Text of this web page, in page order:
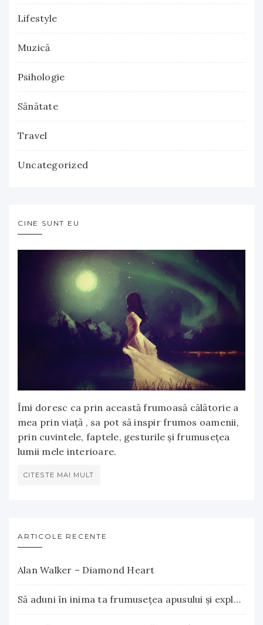
Lifestyle
Muzică
Psihologie
Sănătate
Travel
Uncategorized
CINE SUNT EU
Îmi doresc ca prin această frumoasă călătorie a
mea prin viață , sa pot să inspir frumos oamenii,
prin cuvintele, faptele, gesturile și frumusețea
lumii mele interioare.
CITESTE MAI MULT
ARTICOLE RECENTE
Alan Walker – Diamond Heart
Să aduni în inima ta frumuseţea apusului şi explozia nesfârşită a răsăritului